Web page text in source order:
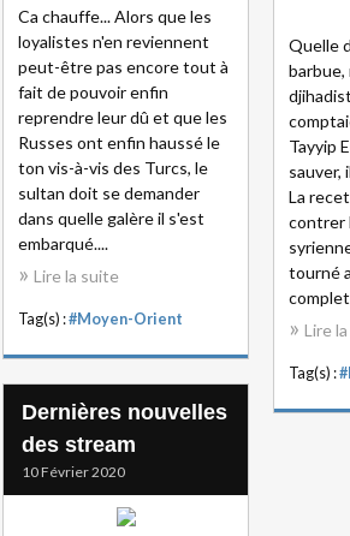
Quelle
barbue,
Tayyip
sauver,
La
contrer
tourné
Lire
Tag(s) :
Ca chauffe... Alors que les
loyalistes n'en reviennent
peut-être pas encore tout à
fait de pouvoir enfin
reprendre leur dû et que les
Russes ont enfin haussé le
ton vis-à-vis des Turcs, le
sultan doit se demander
dans quelle galère il s'est
embarqué....
Lire la suite
Tag(s) :#Moyen-Orient
Dernières nouvelles
des stream
10 Février 2020